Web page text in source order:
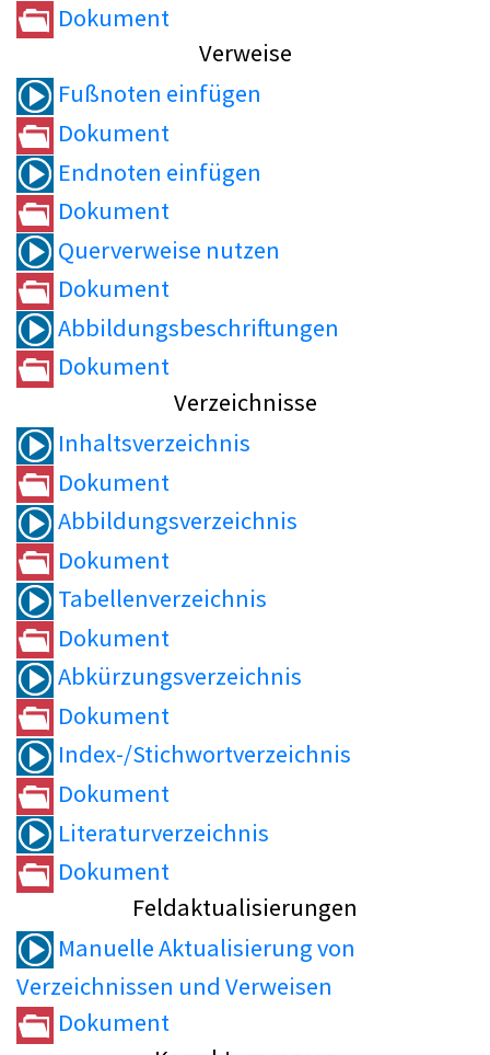
Dokument
Verweise
Fußnoten einfügen
Dokument
Endnoten einfügen
Dokument
Querverweise nutzen
Dokument
Abbildungsbeschriftungen
Dokument
Verzeichnisse
Inhaltsverzeichnis
Dokument
Abbildungsverzeichnis
Dokument
Tabellenverzeichnis
Dokument
Abkürzungsverzeichnis
Dokument
Index-/Stichwortverzeichnis
Dokument
Literaturverzeichnis
Dokument
Feldaktualisierungen
Manuelle Aktualisierung von
Verzeichnissen und Verweisen
Dokument